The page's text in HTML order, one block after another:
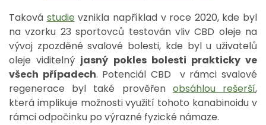
Taková studievznikla například v roce 2020, kde byl
na vzorku 23 sportovců testován vliv CBD oleje na
vývoj zpozděné svalové bolesti, kde byl u uživatelů
oleje viditelný jasný pokles bolesti prakticky ve
všech případech. Potenciál CBD v rámci svalové
regenerace byl také prověřen obsáhlou rešerší,
která implikuje možnosti využití tohoto kanabinoidu v
rámci odpočinku po výrazné fyzické námaze.